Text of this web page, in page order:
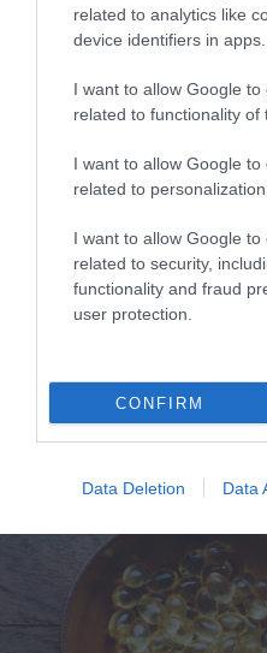
related to analytics like
device identifiers in apps.
I want to allow Google to
related to functionality of
I want to allow Google to
related to personalization.
I want to allow Google to
related to security,
functionality and fraud
user protection.
CONFIRM
Data Deletion Data
15:01
Οι λαγοκέφαλοι σε
θάλασσες – Το AFP
ΔΗΜΟΦΙΛΗ